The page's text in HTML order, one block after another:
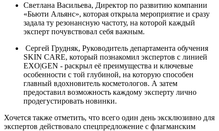
Светлана Васильева, Директор по развитию компании
«Бьюти Альянс», которая открыла мероприятие и сразу
задала ту резонансную частоту, на которой каждый
эксперт почувствовал себя важным.
Сергей Грудняк, Руководитель департамента обучения
SKIN CARE, который познакомил экспертов с линией
EXO|GEN - раскрыл её преимущества и ключевые
особенности с той глубиной, на которую способен
главный вдохновитель косметологов. А затем
предоставил возможность каждому эксперту лично
продегустировать новинки.
Хочется также отметить, что всего один день эксклюзивно для
экспертов действовало спецпредложение с флагманским